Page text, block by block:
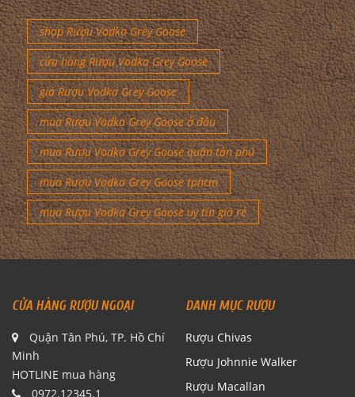
shop Rượu Vodka Grey Goose
cửa hàng Rượu Vodka Grey Goose
giá Rượu Vodka Grey Goose
mua Rượu Vodka Grey Goose ở đâu
mua Rượu Vodka Grey Goose quận tân phú
mua Rượu Vodka Grey Goose tphcm
mua Rượu Vodka Grey Goose uy tín giá rẻ
CỬA HÀNG RƯỢU NGOẠI
Quận Tân Phú, TP. Hồ Chí
Minh
HOTLINE mua hàng
DANH MỤC RƯỢU
Rượu Chivas
Rượu Johnnie Walker
Rượu Macallan